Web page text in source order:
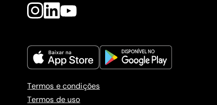
Termos e condições
Termos de uso